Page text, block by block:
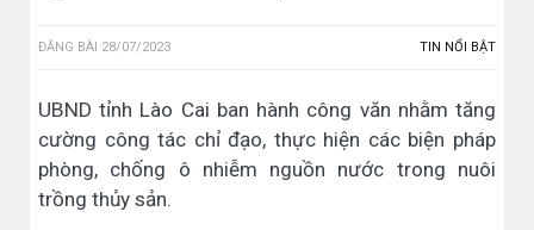
ĐĂNG BÀI 28/07/2023 TIN NỔI BẬT
UBND tỉnh Lào Cai ban hành công văn nhằm tăng
cường công tác chỉ đạo, thực hiện các biện pháp
phòng, chống ô nhiễm nguồn nước trong nuôi
trồng thủy sản.